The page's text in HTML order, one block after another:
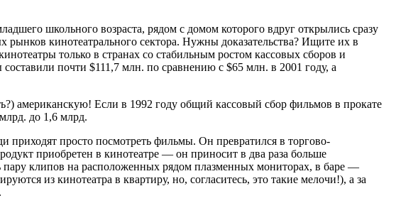
школьного возраста, рядом с домом которого вдруг открылись сразу
кинотеатрального сектора. Нужны доказательства? Ищите их в
только в странах со стабильным ростом кассовых сборов и
почти $111,7 млн. по сравнению с $65 млн. в 2001 году, а
американскую! Если в 1992 году общий кассовый сбор фильмов в прокате
до 1,6 млрд.
приходят просто посмотреть фильмы. Он превратился в торгово-
приобретен в кинотеатре — он приносит в два раза больше
пару клипов на расположенных рядом плазменных мониторах, в баре —
из кинотеатра в квартиру, но, согласитесь, это такие мелочи!), а за